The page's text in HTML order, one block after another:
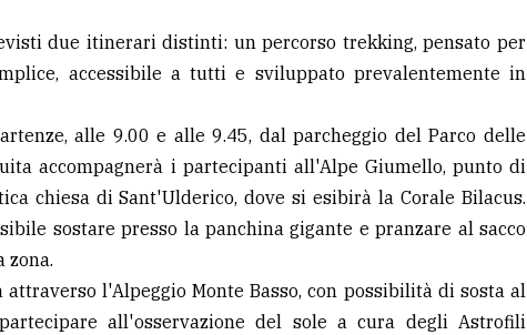
due itinerari distinti: un percorso trekking, pensato per
accessibile a tutti e sviluppato prevalentemente in
alle 9.00 e alle 9.45, dal parcheggio del Parco delle
accompagnerà i partecipanti all'Alpe Giumello, punto di
chiesa di Sant'Ulderico, dove si esibirà la Corale Bilacus.
sostare presso la panchina gigante e pranzare al sacco
zona.
l'Alpeggio Monte Basso, con possibilità di sosta al
all'osservazione del sole a cura degli Astrofili